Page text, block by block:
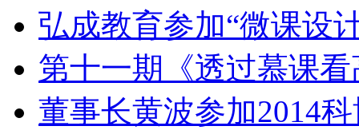
弘成教育参加“微课设
第十一期《透过慕课
董事长黄波参加2014